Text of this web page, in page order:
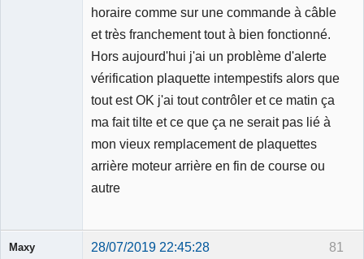
horaire comme sur une commande à câble
et très franchement tout à bien fonctionné.
Hors aujourd'hui j'ai un problème d'alerte
vérification plaquette intempestifs alors que
tout est OK j'ai tout contrôler et ce matin ça
ma fait tilte et ce que ça ne serait pas lié à
mon vieux remplacement de plaquettes
arrière moteur arrière en fin de course ou
autre
81
Maxy 28/07/2019 22:45:28